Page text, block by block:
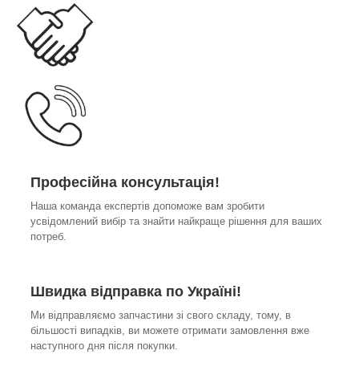
Професійна консультація!
Наша команда експертів допоможе вам зробити
усвідомлений вибір та знайти найкраще рішення для ваших
потреб.
Швидка відправка по Україні!
Ми відправляємо запчастини зі свого складу, тому, в
більшості випадків, ви можете отримати замовлення вже
наступного дня після покупки.